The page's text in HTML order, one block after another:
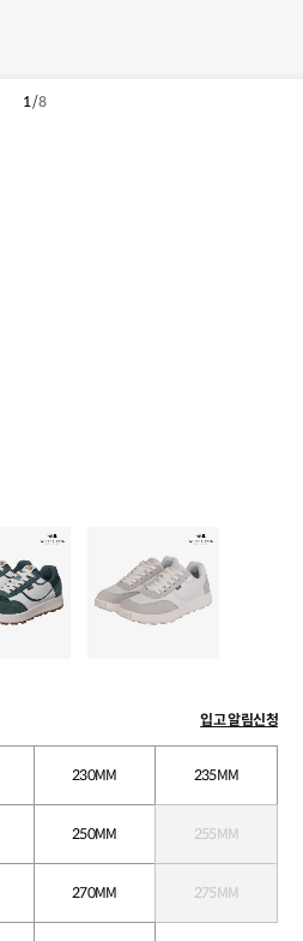
1/8
입고 알림신청
230MM 235MM
250MM 255MM
270MM 275MM